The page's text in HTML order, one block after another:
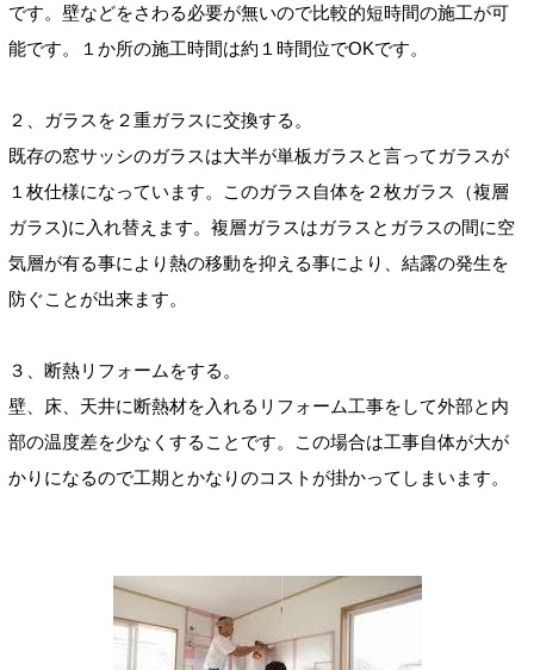
です。壁などをさわる必要が無いので比較的短時間の施工が可
能です。１か所の施工時間は約１時間位でOKです。
２、ガラスを２重ガラスに交換する。
既存の窓サッシのガラスは大半が単板ガラスと言ってガラスが
１枚仕様になっています。このガラス自体を２枚ガラス（複層
ガラス)に入れ替えます。複層ガラスはガラスとガラスの間に空
気層が有る事により熱の移動を抑える事により、結露の発生を
防ぐことが出来ます。
３、断熱リフォームをする。
壁、床、天井に断熱材を入れるリフォーム工事をして外部と内
部の温度差を少なくすることです。この場合は工事自体が大が
かりになるので工期とかなりのコストが掛かってしまいます。